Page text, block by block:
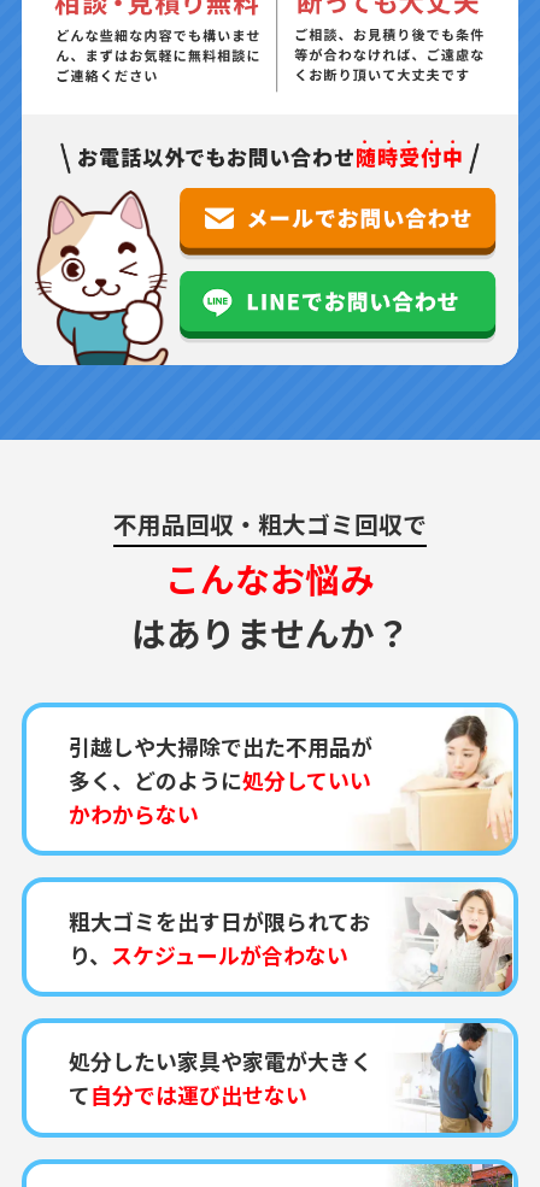
不用品回収・粗大ゴミ回収で
こんなお悩み
はありませんか？
引越しや大掃除で出た不用品が
多く、どのように処分していい
かわからない
粗大ゴミを出す日が限られてお
り、 スケジュールが合わない
処分したい家具や家電が大きく
て自分では運び出せない